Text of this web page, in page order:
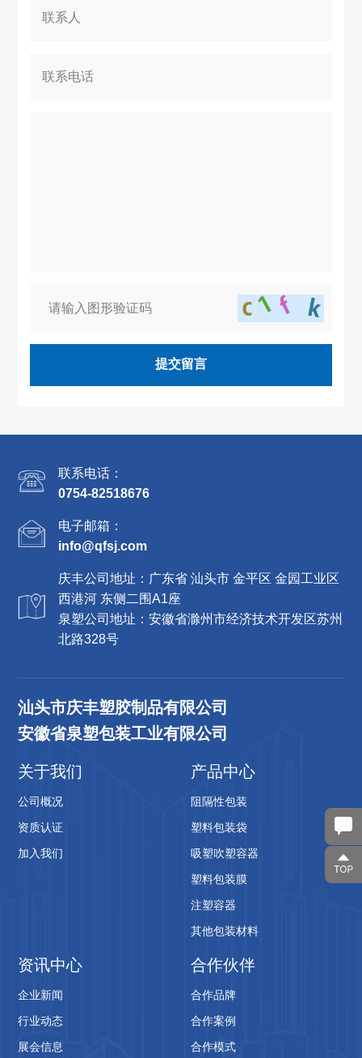
提交留言
联系电话：
0754-82518676
电子邮箱：
info@qfsj.com
庆丰公司地址：广东省 汕头市 金平区 金园工业区
西港河 东侧二围A1座
泉塑公司地址：安徽省滁州市经济技术开发区苏州
北路328号
汕头市庆丰塑胶制品有限公司
安徽省泉塑包装工业有限公司
关于我们
公司概况
资质认证
加入我们
产品中心
阻隔性包装
塑料包装袋
吸塑吹塑容器
塑料包装膜
注塑容器
其他包装材料
资讯中心
企业新闻
行业动态
展会信息
合作伙伴
合作品牌
合作案例
合作模式